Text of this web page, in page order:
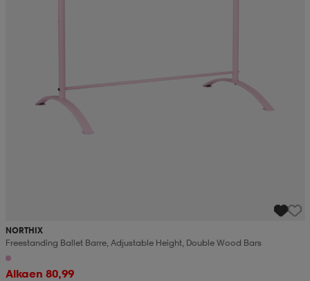
NORTHIX
Freestanding Ballet Barre, Adjustable Height, Double Wood Bars
Alkaen 80,99